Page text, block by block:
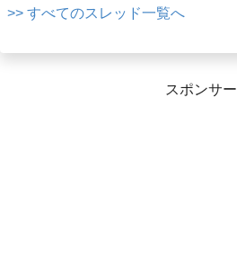
>> すべてのスレッド一覧へ
スポンサー